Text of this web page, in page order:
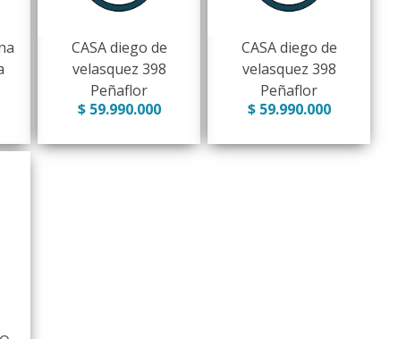
CASA diego de
velasquez 398
Peñaflor
$ 59.990.000
CASA diego de
velasquez 398
Peñaflor
$ 59.990.000